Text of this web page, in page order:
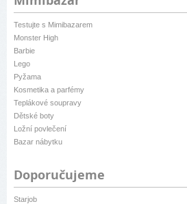
Testujte s Mimibazarem
Monster High
Barbie
Lego
Pyžama
Kosmetika a parfémy
Teplákové soupravy
Dětské boty
Ložní povlečení
Bazar nábytku
Doporučujeme
Starjob